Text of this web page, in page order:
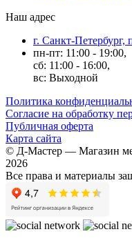
Наш адрес
г. Санкт-
пн-пт: 11:00 - 19:00,
сб: 11:00 - 16:00,
вс: Выходной
Политика
Согласие на обработку
Публичная оферта
Карта сайта
© Д-Мастер — Магазин
2026
Все права и материалы